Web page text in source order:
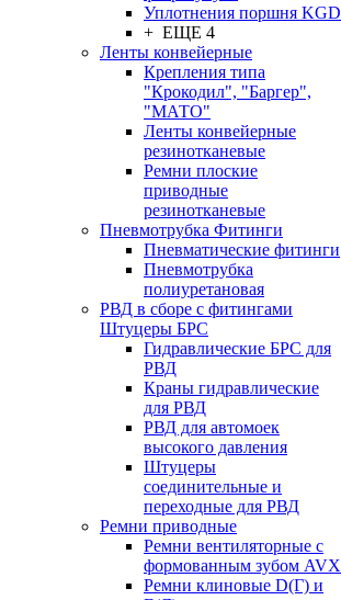
Уплотнения поршня KGD
+ ЕЩЕ 4
Ленты конвейерные
Крепления типа
"Крокодил", "Баргер",
"МАТО"
Ленты конвейерные
резинотканевые
Ремни плоские
приводные
резинотканевые
Пневмотрубка Фитинги
Пневматические фитинги
Пневмотрубка
полиуретановая
РВД в сборе с фитингами
Штуцеры БРС
Гидравлические БРС для
РВД
Краны гидравлические
для РВД
РВД для автомоек
высокого давления
Штуцеры
соединительные и
переходные для РВД
Ремни приводные
Ремни вентиляторные с
формованным зубом AVX
Ремни клиновые D(Г) и